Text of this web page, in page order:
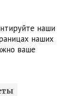
наши
наших
ваше